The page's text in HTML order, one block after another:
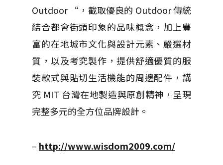
Outdoor “，截取優良的 Outdoor 傳統
結合都會街頭印象的品味概念，加上豐
富的在地城市文化與設計元素、嚴選材
質，以及考究製作，提供舒適優質的服
裝款式與貼切生活機能的周邊配件，講
究 MIT 台灣在地製造與原創精神，呈現
完整多元的全方位品牌設計。
– http://www.wisdom2009.com/